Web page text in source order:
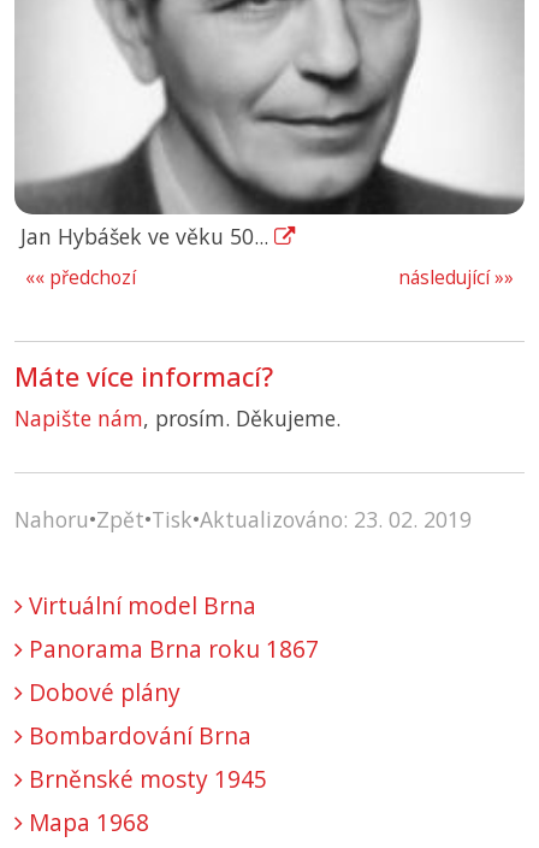
Jan Hybášek ve věku 50...
následující »»
«« předchozí
Máte více informací?
Napište nám, prosím. Děkujeme.
Nahoru•Zpět•Tisk•Aktualizováno: 23. 02. 2019
Virtuální model Brna
Panorama Brna roku 1867
Dobové plány
Bombardování Brna
Brněnské mosty 1945
Mapa 1968